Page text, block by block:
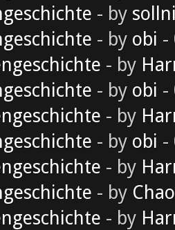
- by
- by obi -
- by
- by obi -
- by
- by obi -
- by
- by
- by